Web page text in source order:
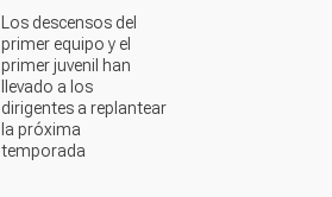
Los descensos del
primer equipo y el
primer juvenil han
llevado a los
dirigentes a replantear
la próxima
temporada